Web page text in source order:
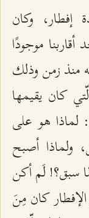
وكان
موجودًا
منذ زمن وذلك
كان يقيمها
لماذا هو على
ولماذا أصبح
سبق؟! لَم أكن
كان مِنَ